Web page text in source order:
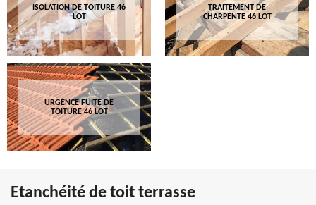
ISOLATION DE TOITURE 46
LOT
TRAITEMENT DE
CHARPENTE 46 LOT
URGENCE FUITE DE
TOITURE 46 LOT
Etanchéité de toit terrasse